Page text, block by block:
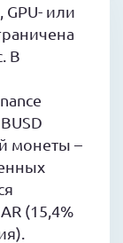
GPU- или
В
монеты –
(15,4%